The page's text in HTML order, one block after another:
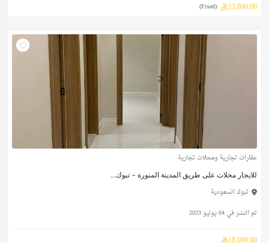
13,000.00ريال (Fixed)
عقارات تجارية ومحلات تجارية
للايجار محلات على طريق المدينة المنورة – تبوك...
تبوك السعودية
تم النشر في 04 يوليو 2023